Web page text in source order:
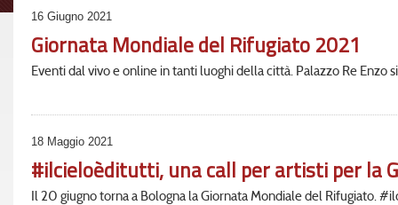
16 Giugno 2021
Giornata Mondiale del Rifugiato 2021
Eventi dal vivo e online in tanti luoghi della città. Palazzo Re Enzo
18 Maggio 2021
#ilcieloèditutti, una call per artisti per la
Il 20 giugno torna a Bologna la Giornata Mondiale del Rifugiato.